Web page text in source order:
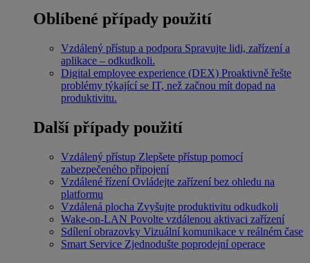
Oblíbené případy použití
Vzdálený přístup a podpora Spravujte lidi, zařízení a
aplikace – odkudkoli.
Digital employee experience (DEX) Proaktivně řešte
problémy týkající se IT, než začnou mít dopad na
produktivitu.
Další případy použití
Vzdálený přístup Zlepšete přístup pomocí
zabezpečeného připojení
Vzdálené řízení Ovládejte zařízení bez ohledu na
platformu
Vzdálená plocha Zvyšujte produktivitu odkudkoli
Wake-on-LAN Povolte vzdálenou aktivaci zařízení
Sdílení obrazovky Vizuální komunikace v reálném čase
Smart Service Zjednodušte poprodejní operace